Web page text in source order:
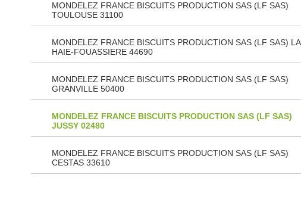
MONDELEZ FRANCE BISCUITS PRODUCTION SAS (LF SAS)
TOULOUSE 31100
MONDELEZ FRANCE BISCUITS PRODUCTION SAS (LF SAS) LA
HAIE-FOUASSIERE 44690
MONDELEZ FRANCE BISCUITS PRODUCTION SAS (LF SAS)
GRANVILLE 50400
MONDELEZ FRANCE BISCUITS PRODUCTION SAS (LF SAS)
JUSSY 02480
MONDELEZ FRANCE BISCUITS PRODUCTION SAS (LF SAS)
CESTAS 33610